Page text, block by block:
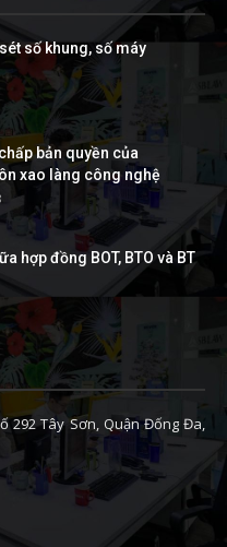
số khung, số máy
bản quyền của
xao làng công nghệ
hợp đồng BOT, BTO và BT
292 Tây Sơn, Quận Đống Đa,